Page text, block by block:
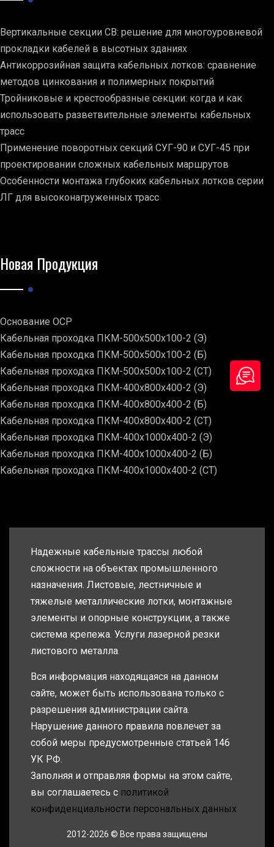
Вертикальные секции СВ: решение для многоуровневой
прокладки кабелей в высотных зданиях
Антикоррозийная защита кабельных лотков: сравнение
методов цинкования и полимерных покрытий
Тройниковые и крестообразные секции: когда и как
использовать разветвительные элементы кабельных
трасс
Применение поворотных секций СУГ-90 и СУГ-45 при
проектировании сложных кабельных маршрутов
Особенности монтажа глубоких кабельных лотков серии
ЛГ для высоконагруженных трасс
Новая Продукция
Основание ОСР
Кабельная проходка ПКМ-500х500х100-2 (Э)
Кабельная проходка ПКМ-500х500х100-2 (Б)
Кабельная проходка ПКМ-500х500х100-2 (СТ)
Кабельная проходка ПКМ-400х800х400-2 (Э)
Кабельная проходка ПКМ-400х800х400-2 (Б)
Кабельная проходка ПКМ-400х800х400-2 (СТ)
Кабельная проходка ПКМ-400х1000х400-2 (Э)
Кабельная проходка ПКМ-400х1000х400-2 (Б)
Кабельная проходка ПКМ-400х1000х400-2 (СТ)
Надежные кабельные трассы любой
сложности на объектах промышленного
назначения. Листовые, лестничные и
тяжелые металлические лотки, монтажные
элементы и опорные конструкции, а также
система крепежа. Услуги лазерной резки
листового металла.
Вся информация находящаяся на данном
сайте, может быть использована только с
разрешения администрации сайта.
Нарушение данного правила повлечет за
собой меры предусмотренные статьей 146
УК РФ.
Заполняя и отправляя формы на этом сайте,
вы соглашаетесь с политикой
конфиденциальности персональных данных
2012-2026 © Все права защищены